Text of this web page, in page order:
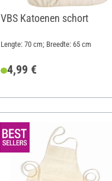
VBS Katoenen schort
Lengte: 70 cm; Breedte: 65 cm
4,99 €